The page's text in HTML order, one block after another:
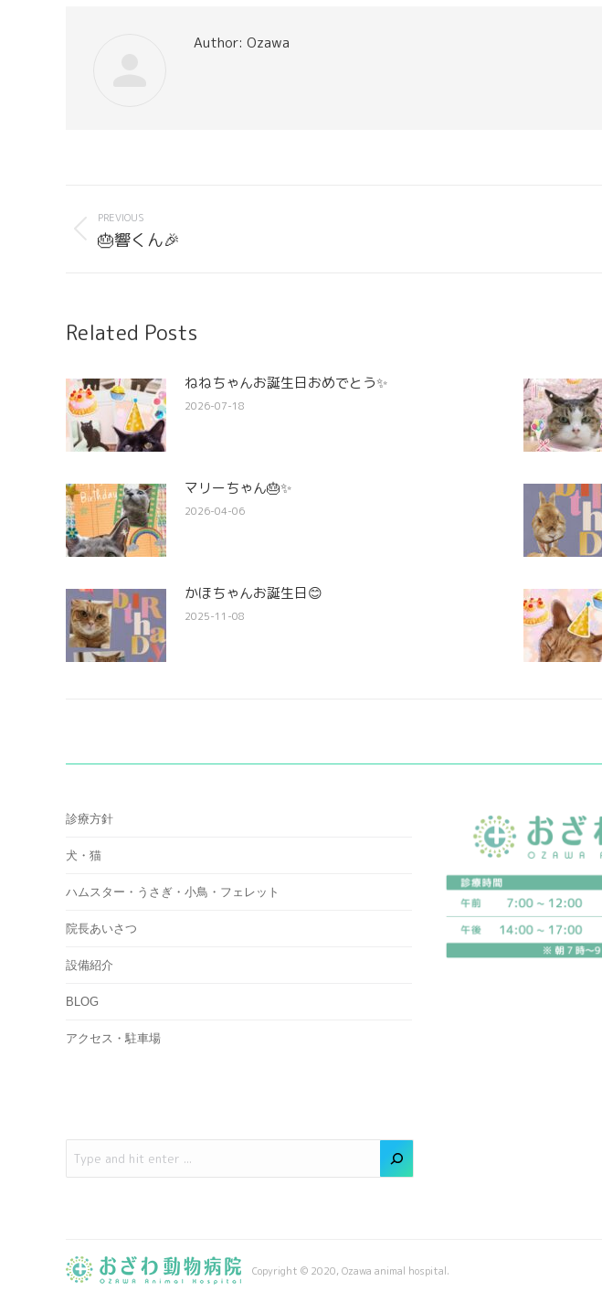
Author: Ozawa
navigation
PREVIOUS
Previous
post:
🎂響くん🎉
Related Posts
ねねちゃんお誕生日おめでとう✨
2026-07-18
マリーちゃん🎂✨
2026-04-06
かほちゃんお誕生日😊
2025-11-08
診療方針
犬・猫
ハムスター・うさぎ・小鳥・フェレット
院長あいさつ
設備紹介
BLOG
アクセス・駐車場
Copyright © 2020, Ozawa animal hospital.